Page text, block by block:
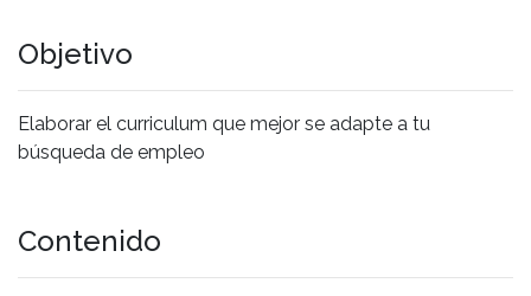
Objetivo
Elaborar el curriculum que mejor se adapte a tu
búsqueda de empleo
Contenido